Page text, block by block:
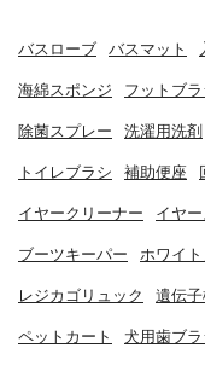
バスローブ バスマット
海綿スポンジ フットブラ
除菌スプレー 洗濯用洗剤
トイレブラシ 補助便座
イヤークリーナー イヤ
ブーツキーパー ホワイ
レジカゴリュック 遺伝子
ペットカート 犬用歯ブラ